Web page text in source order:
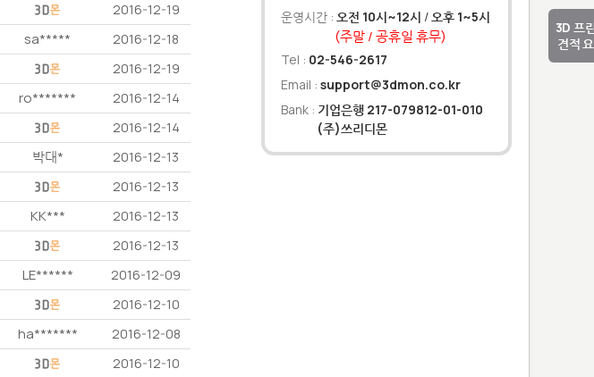
3D 프
견적
2016-12-19
sa***** 2016-12-18
2016-12-19
ro******* 2016-12-14
2016-12-14
박대* 2016-12-13
2016-12-13
KK*** 2016-12-13
2016-12-13
LE****** 2016-12-09
2016-12-10
ha******* 2016-12-08
2016-12-10
운영시간 : 오전 10시~12시 /오후 1~5시
(주말 / 공휴일 휴무)
Tel : 02-546-2617
Email : support@3dmon.co.kr
Bank : 기업은행 217-079812-01-010
(주)쓰리디몬